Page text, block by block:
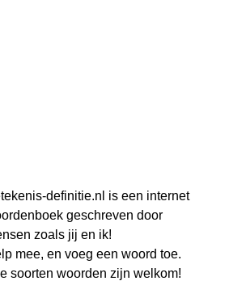
definitie.nl is een internet
geschreven door
zoals jij en ik!
mee, en voeg een woord toe.
soorten woorden zijn welkom!